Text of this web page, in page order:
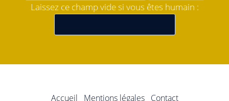
Laissez ce champ vide si vous êtes humain :
Accueil Mentions légales Contact